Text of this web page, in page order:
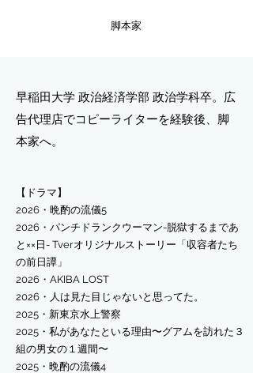
​脚本家
早稲田大学 政治経済学部 政治学科卒。広
告代理店でコピーライターを経験後、脚
本家へ。
【ドラマ】
2026・晩酌の流儀5
2026・パンチドランクウーマン-脱獄するまであ
と××日- Tverオリジナルストーリー「収容者たち
の前日譚」
​2026・AKIBA LOST
​2026・人は見た目じゃないと思ってた。
​2025・新東京水上警察
​2025・私があなたといる理由〜グアムを訪れた３
組の男女の１週間〜
​2025・晩酌の流儀4